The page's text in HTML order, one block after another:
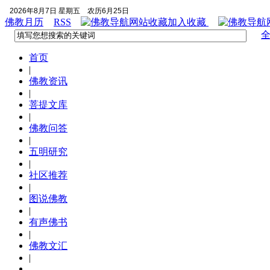
2026年8月7日 星期五 农历6月25日
佛教月历 RSS 加入收藏
首页
|
佛教资讯
|
菩提文库
|
佛教问答
|
五明研究
|
社区推荐
|
图说佛教
|
有声佛书
|
佛教文汇
|